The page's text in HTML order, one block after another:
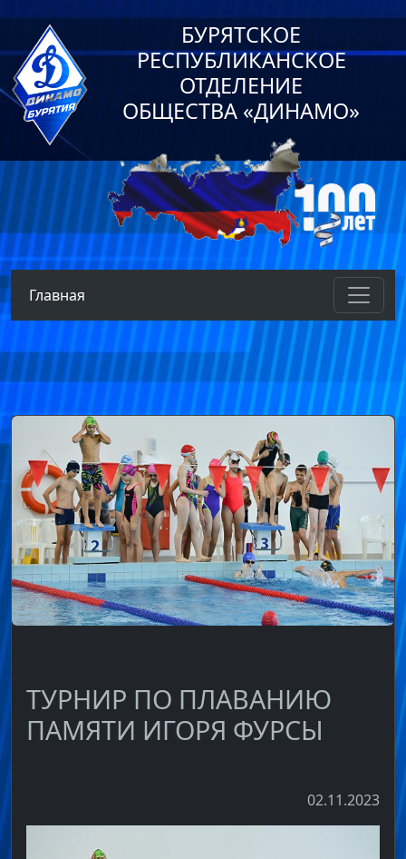
БУРЯТСКОЕ
РЕСПУБЛИКАНСКОЕ
ОТДЕЛЕНИЕ
ОБЩЕСТВА «ДИНАМО»
Главная
ТУРНИР ПО ПЛАВАНИЮ
ПАМЯТИ ИГОРЯ ФУРСЫ
02.11.2023